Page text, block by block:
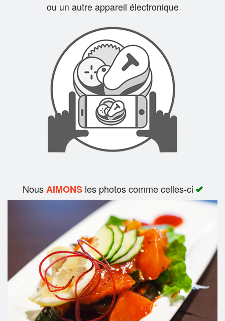
Rechercher
ou un autre appareil électronique
NousAIMONSles photos comme celles-ci